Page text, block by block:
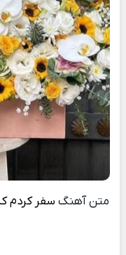
متن آهنگ سفر کردم